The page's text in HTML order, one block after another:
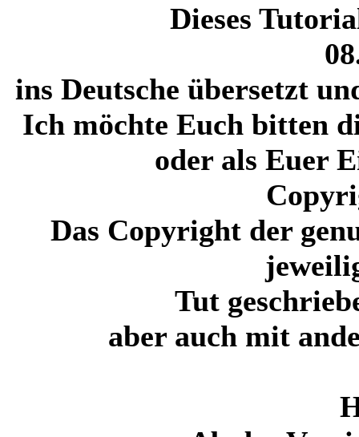
Dieses
ins Deutsche übersetzt
Ich möchte Euch bitten
oder als Euer
Das Copyright der
Tut
aber auch mit